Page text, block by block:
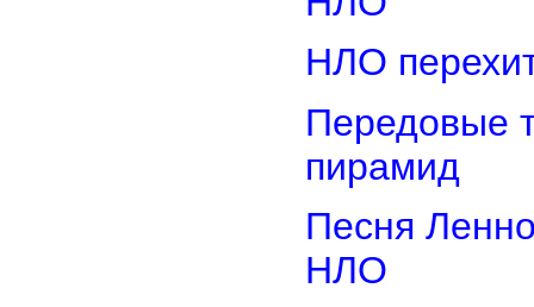
НЛО
Передовые
пирамид
Песня
НЛО